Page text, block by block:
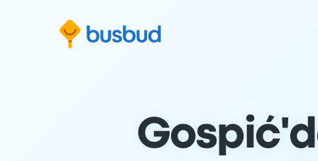
Arama formuna geç
İçeriğe geç
Alt bilgiye geç